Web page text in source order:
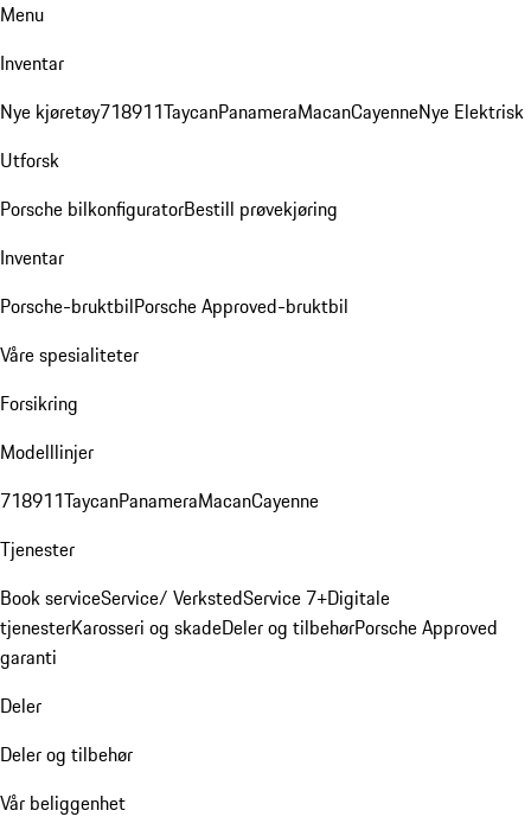
Menu
Inventar
Nye kjøretøy718911TaycanPanameraMacanCayenneNye Elektrisk
Utforsk
Porsche bilkonfiguratorBestill prøvekjøring
Inventar
Porsche-bruktbilPorsche Approved-bruktbil
Våre spesialiteter
Forsikring
Modelllinjer
718911TaycanPanameraMacanCayenne
Tjenester
Book serviceService/ VerkstedService 7+Digitale
tjenesterKarosseri og skadeDeler og tilbehørPorsche Approved
garanti
Deler
Deler og tilbehør
Vår beliggenhet